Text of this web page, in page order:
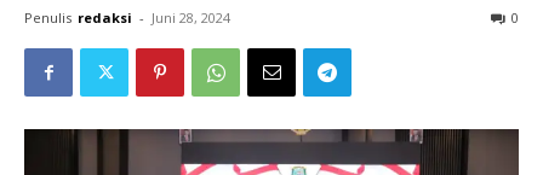
Penulis redaksi - Juni 28, 2024 0